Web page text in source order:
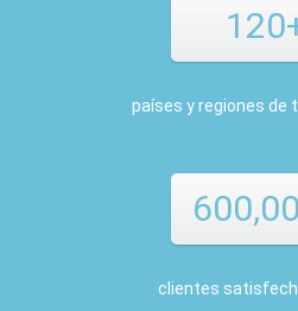
países y regiones de
clientes